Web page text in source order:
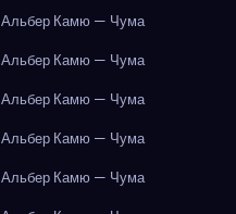
Альбер Камю — Чума
Альбер Камю — Чума
Альбер Камю — Чума
Альбер Камю — Чума
Альбер Камю — Чума